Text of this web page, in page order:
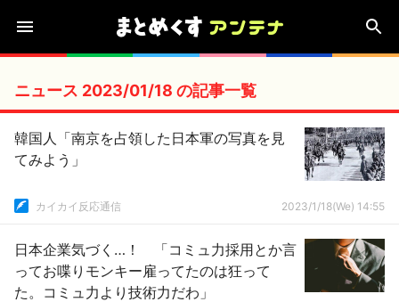
ニュース 2023/01/18 の記事一覧
韓国人「南京を占領した日本軍の写真を見
てみよう」
カイカイ反応通信 2023/1/18(We) 14:55
日本企業気づく…！ 「コミュ力採用とか言
ってお喋りモンキー雇ってたのは狂って
た。コミュ力より技術力だわ」